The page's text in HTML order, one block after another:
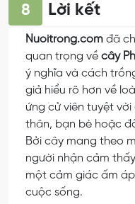
8 Lời kết
Nuoitrong.com đã
quan trọng về cây
ý nghĩa và cách
giả hiểu rõ hơn về
ứng cử viên tuyệt
thân, bạn bè hoặc
Bởi cây mang theo
người nhận cảm
một cảm giác ấm
cuộc sống.